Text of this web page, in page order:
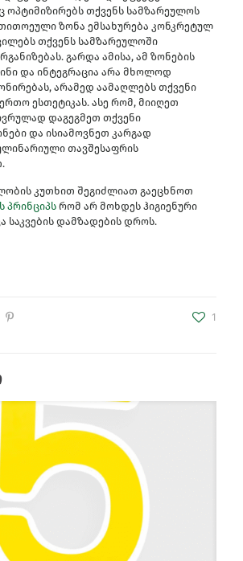
ოპტიმიზირებს თქვენს სამზარეულოს
ზონა ემსახურება კონკრეტულ
თქვენს სამზარეულოში
გარდა ამისა, ამ ზონების
და ინტეგრაცია არა მხოლოდ
არამედ აამაღლებს თქვენი
ესთეტიკას. ასე რომ, მიიღეთ
დაგეგმეთ თქვენი
და ისიამოვნეთ კარგად
თავშესაფრის
კუთხით შეგიძლიათ გაეცხნოთ
პრინციპსრომ არ მოხდეს ჰიგიენური
საკვების დამზადების დროს.
1